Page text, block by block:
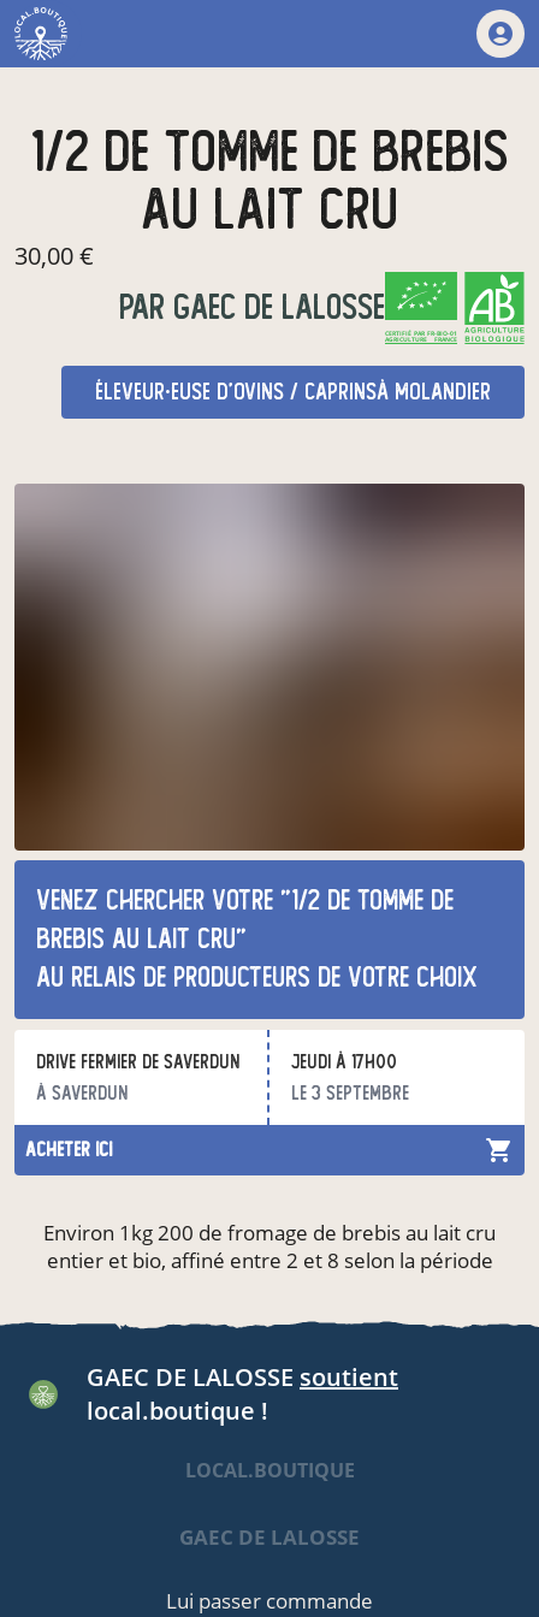
1/2 de tomme de brebis
au lait cru
30,00 €
par GAEC DE LALOSSE
CERTIFIÉ PAR FR-BIO-01
AGRICULTURE FRANCE
éleveur·euse d'ovins / caprinsà Molandier
Venez chercher votre "1/2 de tomme de
brebis au lait cru"
au relais de producteurs de votre choix
Drive Fermier de Saverdun
à Saverdun
jeudi à 17h00
le 3 septembre
acheter ici
Environ 1kg 200 de fromage de brebis au lait cru
entier et bio, affiné entre 2 et 8 selon la période
GAEC DE LALOSSE soutient
local.boutique !
LOCAL.BOUTIQUE
GAEC DE LALOSSE
Lui passer commande